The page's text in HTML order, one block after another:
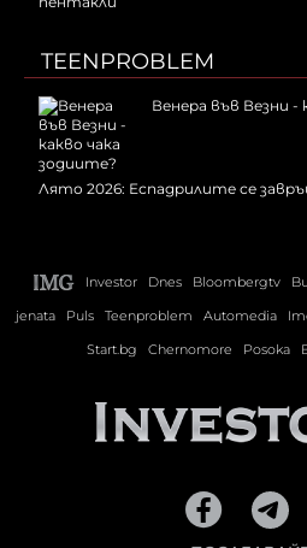
TEENPROBLEM
Венера във Везни -
Лято 2026: Еспадрилите се
Investor Dnes Bloombergtv
jenata
Puls Teenproblem Automedia
Start.bg
Chernomore Posoka